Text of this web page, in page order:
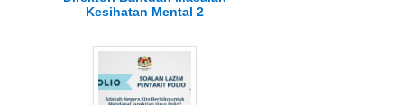
Kesihatan Mental 2